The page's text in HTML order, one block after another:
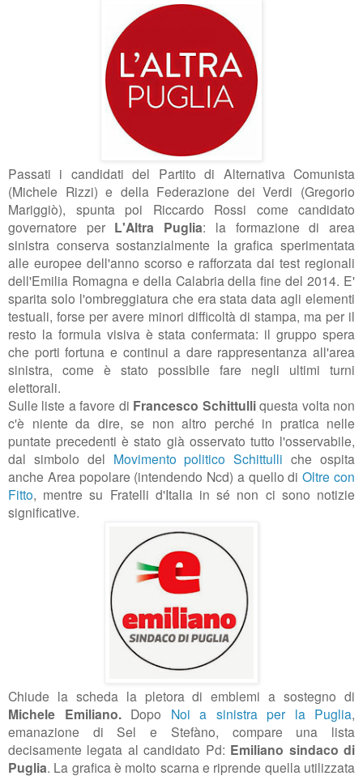
Passati i candidati del Partito di Alternativa Comunista
(Michele Rizzi) e della Federazione dei Verdi (Gregorio
Mariggiò), spunta poi Riccardo Rossi come candidato
governatore per L'Altra Puglia: la formazione di area
sinistra conserva sostanzialmente la grafica sperimentata
alle europee dell'anno scorso e rafforzata dai test regionali
dell'Emilia Romagna e della Calabria della fine del 2014. E'
sparita solo l'ombreggiatura che era stata data agli elementi
testuali, forse per avere minori difficoltà di stampa, ma per il
resto la formula visiva è stata confermata: il gruppo spera
che porti fortuna e continui a dare rappresentanza all'area
sinistra, come è stato possibile fare negli ultimi turni
elettorali.
Sulle liste a favore di Francesco Schittulliquesta volta non
c'è niente da dire, se non altro perché in pratica nelle
puntate precedenti è stato già osservato tutto l'osservabile,
dal simbolo del Movimento politico Schittulli che ospita
anche Area popolare (intendendo Ncd) a quello diOltre con
Fitto, mentre su Fratelli d'Italia in sé non ci sono notizie
significative.
Chiude la scheda la pletora di emblemi a sostegno di
Michele Emiliano. Dopo Noi a sinistra per la Puglia,
emanazione di Sel e Stefàno, compare una lista
decisamente legata al candidato Pd: Emiliano sindaco di
Puglia. La grafica è molto scarna e riprende quella utilizzata